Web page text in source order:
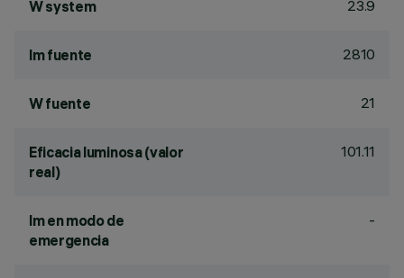
W system 23.9
lm fuente 2810
W fuente 21
Eficacia luminosa (valor
real)
101.11
lm en modo de
emergencia
-